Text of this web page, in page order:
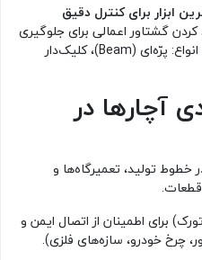
ابزار برای کنترل دقیق
گشتاور اعمالی برای جلوگیری
از شکستن پیچ یا شل شدن نادرست. انواع: پرّه‌ای (Beam)، کلیک‌دار
آچارها در
خطوط تولید، تعمیرگاه‌ها و
قطعات.
برای اطمینان از اتصال ایمن و
چرخ خودرو، سازه‌های فلزی).